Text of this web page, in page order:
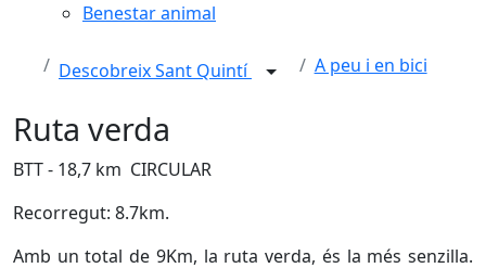
Benestar animal
Descobreix Sant Quintí A peu i en bici
Ruta verda
BTT - 18,7 km CIRCULAR
Recorregut: 8.7km.
Amb un total de 9Km, la ruta verda, és la més senzilla.